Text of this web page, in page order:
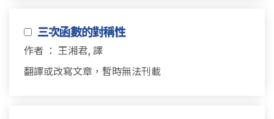
三次函數的對稱性
作者 ： 王湘君, 譯
翻譯或改寫文章，暫時無法刊載